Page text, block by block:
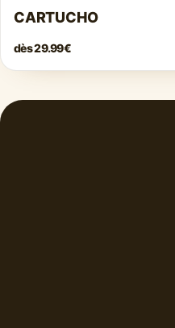
CARTUCHO
dès29.99€